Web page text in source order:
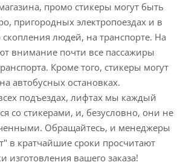
промо стикеры могут быть
пригородных электропоездах и в
людей, на транспорте. На
внимание почти все пассажиры
Кроме того, стикеры могут
автобусных остановках.
подъездах, лифтах мы каждый
со стикерами, и, безусловно, они не
Обращайтесь, и менеджеры
в кратчайшие сроки просчитают
изготовления вашего заказа!